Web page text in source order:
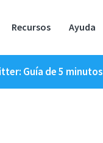
Recursos Ayuda
Guía de 5 minutos